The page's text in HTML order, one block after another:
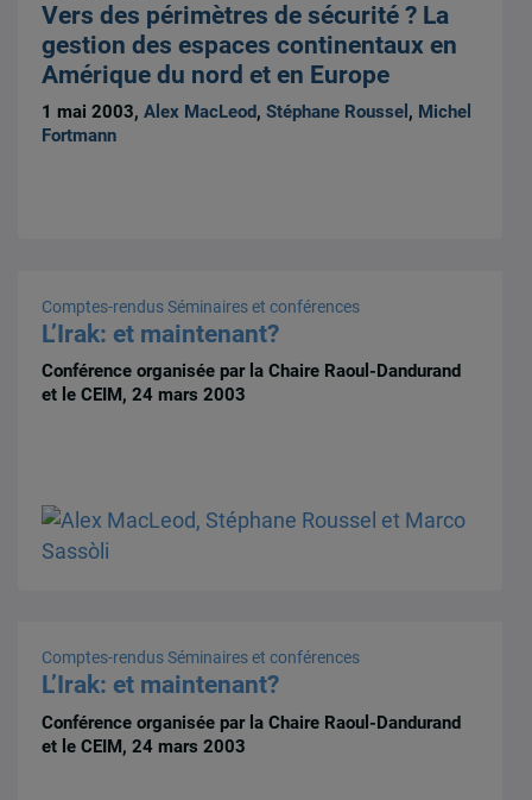
Vers des périmètres de sécurité ? La
gestion des espaces continentaux en
Amérique du nord et en Europe
1 mai 2003,Alex MacLeod,Stéphane Roussel , Michel
Fortmann
Comptes-rendusSéminaires et conférences
L’Irak: et maintenant?
Conférence organisée par la Chaire Raoul-Dandurand
et le CEIM, 24 mars 2003
Comptes-rendusSéminaires et conférences
L’Irak: et maintenant?
Conférence organisée par la Chaire Raoul-Dandurand
et le CEIM, 24 mars 2003